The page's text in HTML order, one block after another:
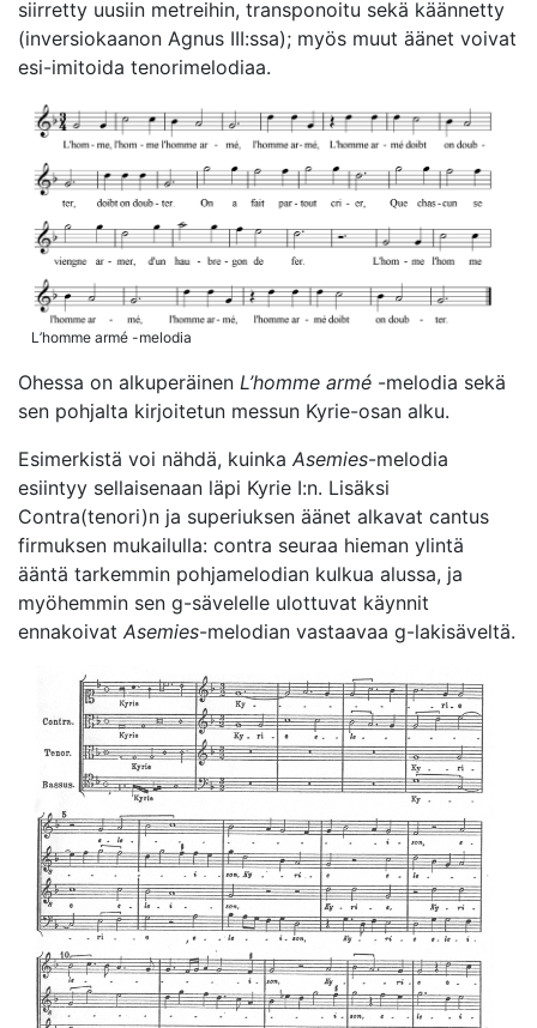
siirretty uusiin metreihin, transponoitu sekä käännetty
(inversiokaanon Agnus III:ssa); myös muut äänet voivat
esi-imitoida tenorimelodiaa.
L’homme armé -melodia
Ohessa on alkuperäinen L’homme armé -melodia sekä
sen pohjalta kirjoitetun messun Kyrie-osan alku.
Esimerkistä voi nähdä, kuinka Asemies-melodia
esiintyy sellaisenaan läpi Kyrie I:n. Lisäksi
Contra(tenori)n ja superiuksen äänet alkavat cantus
firmuksen mukailulla: contra seuraa hieman ylintä
ääntä tarkemmin pohjamelodian kulkua alussa, ja
myöhemmin sen g-sävelelle ulottuvat käynnit
ennakoivat Asemies-melodian vastaavaa g-lakisäveltä.